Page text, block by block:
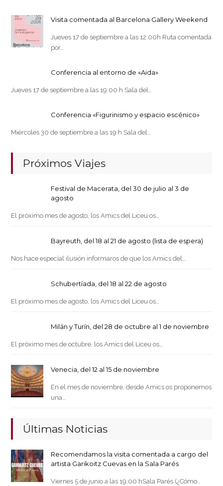
Visita comentada al Barcelona Gallery Weekend
Jueves 17 de septiembre a las 12:00h Ruta comentada
por…
Conferencia al entorno de «Aida»
Jueves 17 de septiembre a las 19:00 h Sala del…
Conferencia «Figurinismo y espacio escénico»
Miércoles 30 de septiembre a las 19 h Sala del…
Próximos Viajes
Festival de Macerata, del 30 de julio al 3 de
agosto
El próximo mes de agosto, los Amics del Liceu os…
Bayreuth, del 18 al 21 de agosto (lista de espera)
Nos hace especial ilusión informaros de que los Amics del…
Schubertíada, del 18 al 22 de agosto
El próximo mes de agosto, los Amics del Liceu os…
Milán y Turín, del 28 de octubre al 1 de noviembre
El próximo mes de octubre, los Amics del Liceu os…
Venecia, del 12 al 15 de noviembre
En el mes de noviembre, desde Amics os proponemos
una…
Últimas Noticias
Recomendamos la visita comentada a cargo del
artista Garikoitz Cuevas en la Sala Parés
Viernes 5 de junio a las 19:00 hSala Parés (¿Cómo…